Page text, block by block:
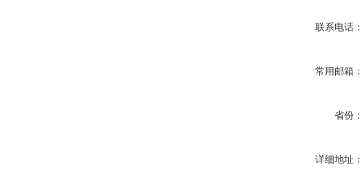
联系电话：
常用邮箱：
省份：
详细地址：